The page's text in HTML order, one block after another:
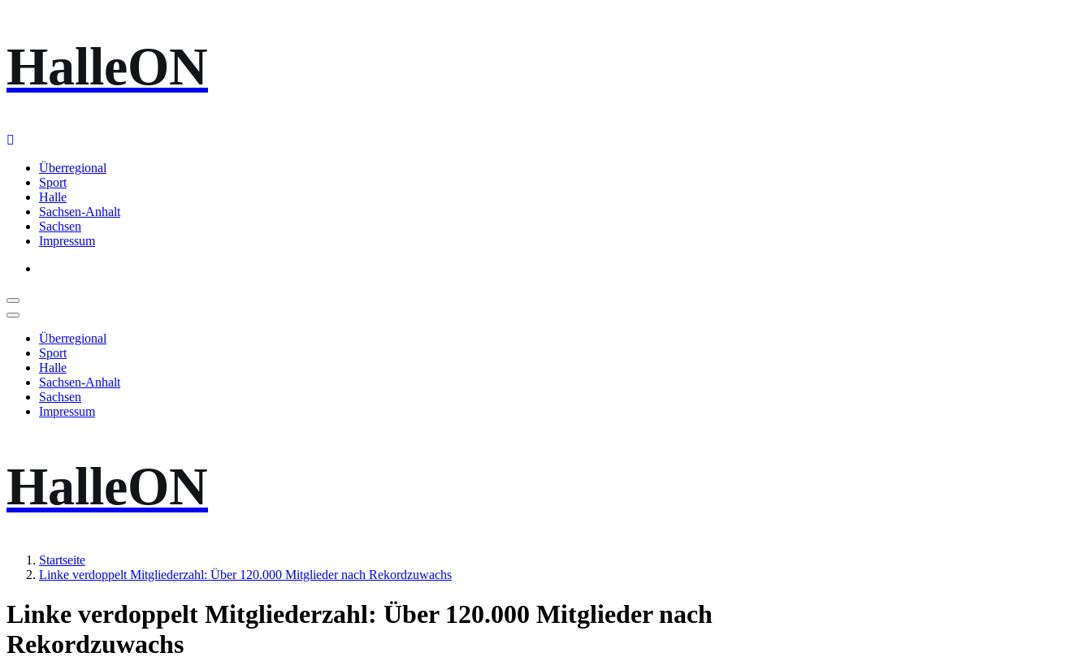
Inhalt
springen
HalleON
Überregional
Sport
Halle
Sachsen-Anhalt
Sachsen
Impressum
Überregional
Sport
Halle
Sachsen-Anhalt
Sachsen
Impressum
HalleON
Startseite
Linke verdoppelt Mitgliederzahl: Über 120.000 Mitglieder nach Rekordzuwachs
Linke verdoppelt Mitgliederzahl: Über 120.000 Mitglieder nach
Rekordzuwachs